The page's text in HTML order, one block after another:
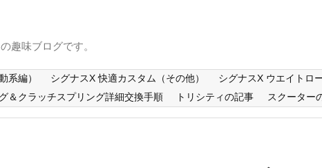
趣味ブログです。
系編） シグナスX 快適カスタム（その他）
シグナスX ウエイトロ
＆クラッチスプリング詳細交換手順
トリシティの記事 スクーター